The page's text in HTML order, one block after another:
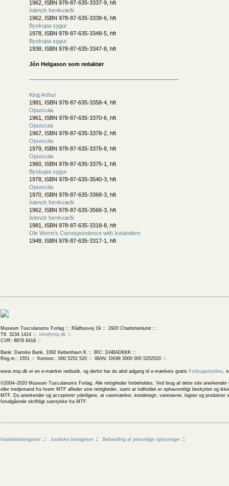
1962, ISBN 978-87-635-3337-9, hft
Íslenzk fornkvæði
1962, ISBN 978-87-635-3338-6, hft
Byskupa sǫgur
1978, ISBN 978-87-635-3348-5, hft
Byskupa sǫgur
1938, ISBN 978-87-635-3347-8, hft
Jón Helgason som redaktør
King Arthur
1981, ISBN 978-87-635-3358-4, hft
Opuscula
1961, ISBN 978-87-635-3370-6, hft
Opuscula
1967, ISBN 978-87-635-3378-2, hft
Opuscula
1979, ISBN 978-87-635-3376-8, hft
Opuscula
1960, ISBN 978-87-635-3375-1, hft
Byskupa sǫgur
1978, ISBN 978-87-635-3540-3, hft
Opuscula
1970, ISBN 978-87-635-3368-3, hft
Íslenzk fornkvæði
1962, ISBN 978-87-635-3566-3, hft
Íslenzk fornkvæði
1981, ISBN 978-87-635-3318-8, hft
Ole Worm’s Correspondence with Icelanders
1948, ISBN 978-87-635-3317-1, hft
Museum Tusculanums Forlag Rådhusvej 19
2920 Charlottenlund
Tlf. 3234 1414
info@mtp.dk
CVR: 8876 8418
Bank: Danske Bank, 1092 København K
BIC: DABADKKK
Reg.nr.: 1551
Kontonr.: 000 5252 520 IBAN: DK98 3000 000 5252520
www.mtp.dk er en e-mærket netbutik, og derfor har du altid adgang til e-mærkets gratis Forbrugerhotline,
©2004–2020 Museum Tusculanums Forlag. Alle rettigheder forbeholdes. Ved brug af dette site
eller tredjemand fra hvem MTF afleder sine rettigheder, samt at indholdet er ophavsretligt beskyttet og
MTF. Du anerkender og accepterer yderligere, at varemærker, kendetegn, varenavne, logoer og
forudgående skriftligt samtykke fra MTF.
Handelsbetingelser Juridiske betingelser Behandling af personlige oplysninger